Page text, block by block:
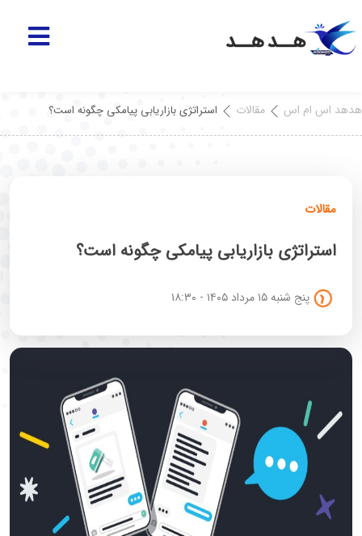
هدهد اس ام اس مقالات استراتژی بازاریابی پیامکی چگونه است؟
مقالات
استراتژی بازاریابی پیامکی چگونه است؟
پنج شنبه ۱۵ مرداد ۱۴۰۵ - ۱۸:۳۰